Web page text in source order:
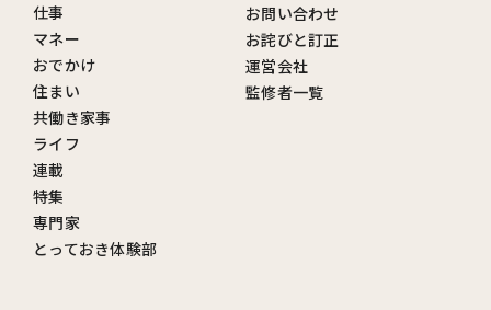
仕事
マネー
おでかけ
住まい
共働き家事
ライフ
連載
特集
専門家
とっておき体験部
お問い合わせ
お詫びと訂正
運営会社
監修者一覧